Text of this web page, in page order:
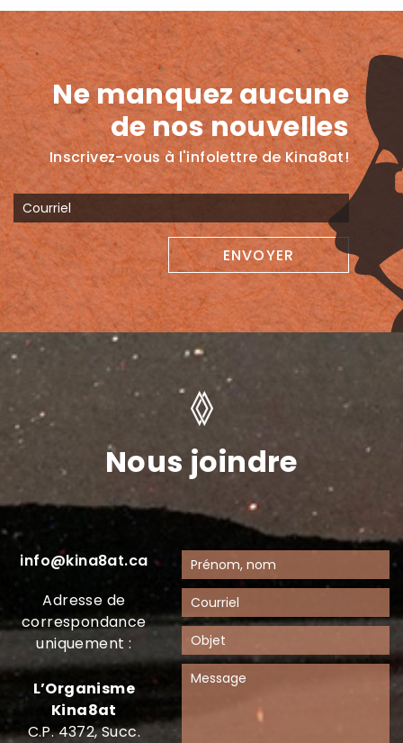
Ne manquez aucune
de nos nouvelles
Inscrivez-vous à l'infolettre de Kina8at!
Nous joindre
info@kina8at.ca
Adresse de
correspondance
uniquement :
L’Organisme
Kina8at
C.P. 4372, Succ.